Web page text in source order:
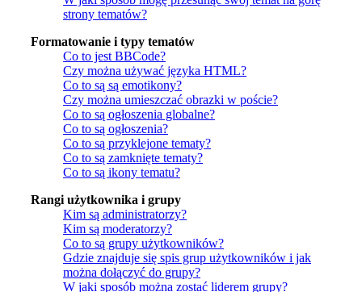
strony tematów?
Formatowanie i typy tematów
Co to jest BBCode?
Czy można używać języka HTML?
Co to są są emotikony?
Czy można umieszczać obrazki w poście?
Co to są ogłoszenia globalne?
Co to są ogłoszenia?
Co to są przyklejone tematy?
Co to są zamknięte tematy?
Co to są ikony tematu?
Rangi użytkownika i grupy
Kim są administratorzy?
Kim są moderatorzy?
Co to są grupy użytkowników?
Gdzie znajduje się spis grup użytkowników i jak
można dołączyć do grupy?
W jaki sposób można zostać liderem grupy?